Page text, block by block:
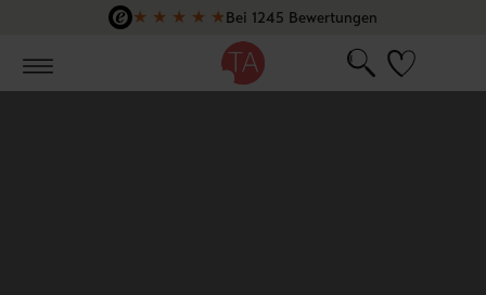
Zum Hauptinhalt springen
★ ★ ★ ★ ★Bei 1245 Bewertungen